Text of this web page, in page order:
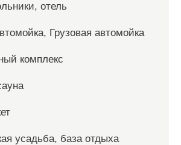
отель
Грузовая автомойка
комплекс
усадьба, база отдыха